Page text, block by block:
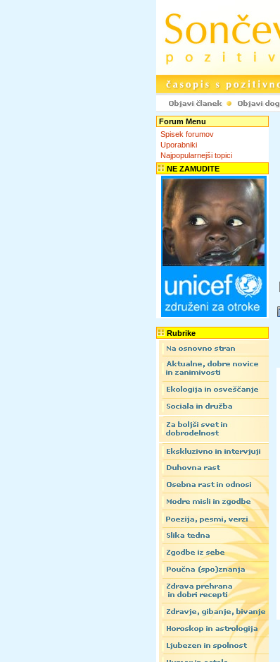
Forum Menu
Spisek forumov
Uporabniki
Najpopularnejši topici
NE ZAMUDITE
Rubrike